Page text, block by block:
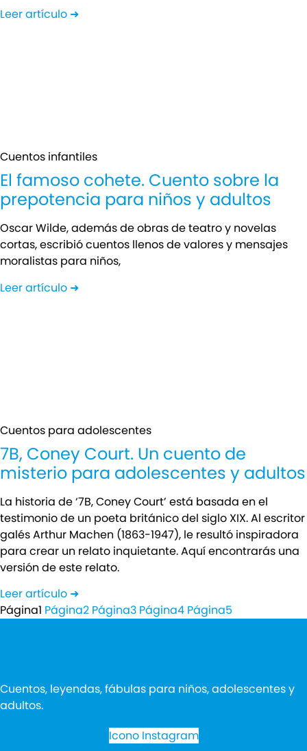
Leer artículo ➜
Cuentos infantiles
El famoso cohete. Cuento sobre la
prepotencia para niños y adultos
Oscar Wilde, además de obras de teatro y novelas
cortas, escribió cuentos llenos de valores y mensajes
moralistas para niños,
Leer artículo ➜
Cuentos para adolescentes
7B, Coney Court. Un cuento de
misterio para adolescentes y adultos
La historia de ‘7B, Coney Court’ está basada en el
testimonio de un poeta británico del siglo XIX. Al escritor
galés Arthur Machen (1863-1947), le resultó inspiradora
para crear un relato inquietante. Aquí encontrarás una
versión de este relato.
Leer artículo ➜
Página1 Página2 Página3 Página4 Página5
Cuentos, leyendas, fábulas para niños, adolescentes y
adultos.
Icono Instagram